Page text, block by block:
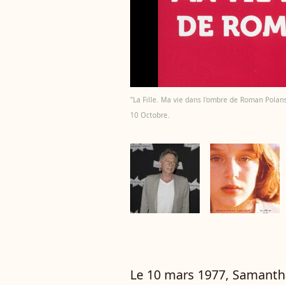
"La Fille. Ma vie dans l'ombre de Roman
10 Octobre.
Le 10 mars 1977,